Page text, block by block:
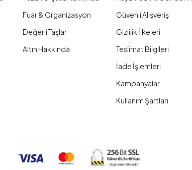
Fuar & Organizasyon
Değerli Taşlar
Altın Hakkında
Güvenli Alışveriş
Gizlilik İlkeleri
Teslimat Bilgileri
İade İşlemleri
Kampanyalar
Kullanım Şartları